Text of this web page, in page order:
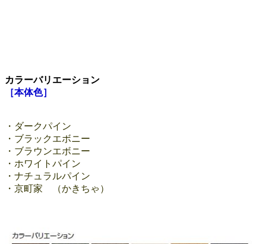
カラーバリエーション
［本体色］
・ダークパイン
・ブラックエボニー
・ブラウンエボニー
・ホワイトパイン
・ナチュラルパイン
・京町家 （かきちゃ）